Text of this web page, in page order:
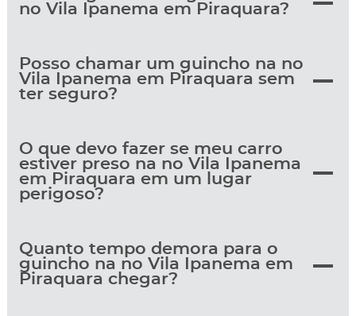
no Vila Ipanema em Piraquara?
Posso chamar um guincho na no
Vila Ipanema em Piraquara sem
ter seguro?
O que devo fazer se meu carro
estiver preso na no Vila Ipanema
em Piraquara em um lugar
perigoso?
Quanto tempo demora para o
guincho na no Vila Ipanema em
Piraquara chegar?